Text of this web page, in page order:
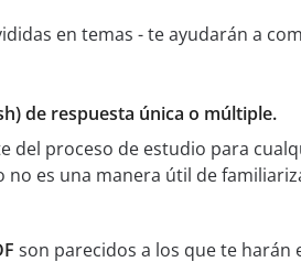
en temas - te ayudarán a
de respuesta única o múltiple.
proceso de estudio para
es una manera útil de
son parecidos a los que te harán